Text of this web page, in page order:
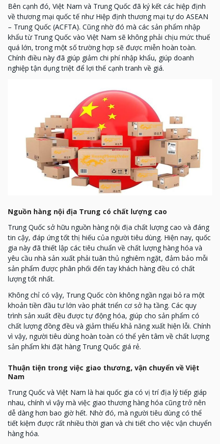
Bên cạnh đó, Việt Nam và Trung Quốc đã ký kết các hiệp định
về thương mại quốc tế như Hiệp định thương mại tự do ASEAN
– Trung Quốc (ACFTA). Cũng nhờ đó mà các sản phẩm nhập
khẩu từ Trung Quốc vào Việt Nam sẽ không phải chịu mức thuế
quá lớn, trong một số trường hợp sẽ được miễn hoàn toàn.
Chính điều này đã giúp giảm chi phí nhập khẩu, giúp doanh
nghiệp tận dụng triệt để lợi thế cạnh tranh về giá.
Nguồn hàng nội địa Trung có chất lượng cao
Trung Quốc sở hữu nguồn hàng nội địa chất lượng cao và đáng
tin cậy, đáp ứng tốt thị hiếu của người tiêu dùng. Hiện nay, quốc
gia này đã thiết lập các tiêu chuẩn về chất lượng hàng hóa và
yêu cầu nhà sản xuất phải tuân thủ nghiêm ngặt, đảm bảo mỗi
sản phẩm được phân phối đến tay khách hàng đều có chất
lượng tốt nhất.
Không chỉ có vậy, Trung Quốc còn không ngần ngại bỏ ra một
khoản tiền đầu tư lớn vào phát triển cơ sở hạ tầng. Các quy
trình sản xuất đều được tự động hóa, giúp cho sản phẩm có
chất lượng đồng đều và giảm thiểu khả năng xuất hiện lỗi. Chính
vì vậy, người tiêu dùng hoàn toàn có thể yên tâm về chất lượng
sản phẩm khi đặt hàng Trung Quốc giá rẻ.
Thuận tiện trong việc giao thương, vận chuyển về Việt
Nam
Trung Quốc và Việt Nam là hai quốc gia có vị trí địa lý tiếp giáp
nhau, chính vì vậy mà việc giao thương hàng hóa cũng trở nên
dễ dàng hơn bao giờ hết. Nhờ đó, mà người tiêu dùng có thể
tiết kiệm được rất nhiều thời gian và chi tiết cho việc vận chuyển
hàng hóa.